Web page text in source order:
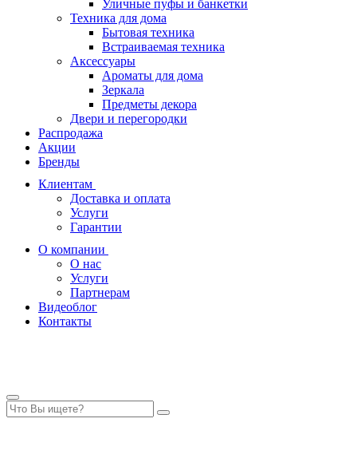
Уличные пуфы и банкетки
Техника для дома
Бытовая техника
Встраиваемая техника
Аксессуары
Ароматы для дома
Зеркала
Предметы декора
Двери и перегородки
Распродажа
Акции
Бренды
Клиентам
Доставка и оплата
Услуги
Гарантии
О компании
О нас
Услуги
Партнерам
Видеоблог
Контакты